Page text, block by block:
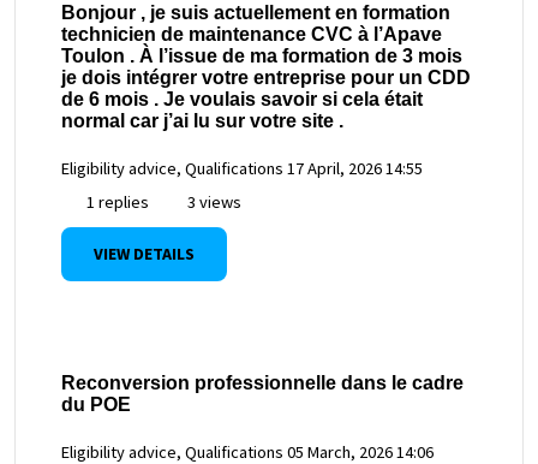
Bonjour , je suis actuellement en formation
technicien de maintenance CVC à l’Apave
Toulon . À l’issue de ma formation de 3 mois
je dois intégrer votre entreprise pour un CDD
de 6 mois . Je voulais savoir si cela était
normal car j’ai lu sur votre site .
Eligibility advice, Qualifications 17 April, 2026 14:55
1 replies
3 views
VIEW DETAILS
Reconversion professionnelle dans le cadre
du POE
Eligibility advice, Qualifications 05 March, 2026 14:06